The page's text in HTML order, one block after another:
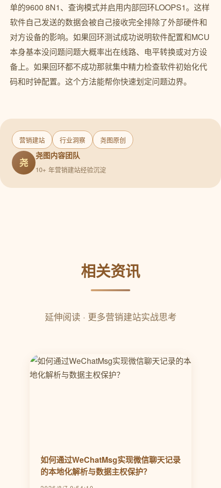
单的9600 8N1、查询模式并启用内部回环LOOPS1。这样
软件自己发送的数据会被自己接收完全排除了外部硬件和
对方设备的影响。如果回环测试成功说明软件配置和MCU
本身基本没问题问题大概率出在线路、电平转换或对方设
备上。如果回环都不成功那就集中精力检查软件初始化代
码和时钟配置。这个方法能帮你快速划定问题边界。
营销建站 行业洞察 尧图原创
尧
尧图内容团队
10+ 年营销建站经验沉淀
相关资讯
延伸阅读 · 更多营销建站实战思考
如何通过WeChatMsg实现微信聊天记录
的本地化解析与数据主权保护？